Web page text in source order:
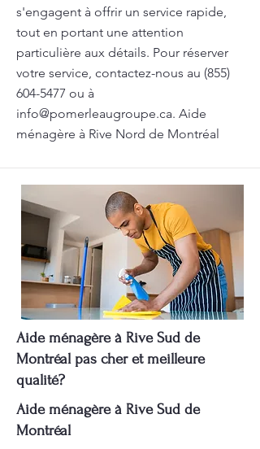
s'engagent à offrir un service rapide,
tout en portant une attention
particulière aux détails. Pour réserver
votre service, contactez-nous au (855)
604-5477 ou à
info@pomerleaugroupe.ca. Aide
ménagère à Rive Nord de Montréal
Aide ménagère à Rive Sud de
Montréal pas cher et meilleure
qualité?
Aide ménagère à Rive Sud de
Montréal